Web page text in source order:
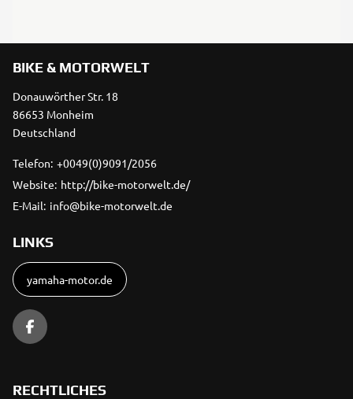
BIKE & MOTORWELT
Donauwörther Str. 18
86653 Monheim
Deutschland
Telefon: +0049(0)9091/2056
Website: http://bike-motorwelt.de/
E-Mail: info@bike-motorwelt.de
LINKS
yamaha-motor.de
RECHTLICHES